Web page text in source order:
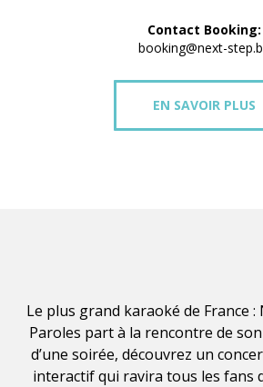
Contact Booking:
booking@next-
EN SAVOIR PLUS
Le plus grand karaoké de France :
Paroles part à la rencontre de
d’une soirée, découvrez un
interactif qui ravira tous les fans